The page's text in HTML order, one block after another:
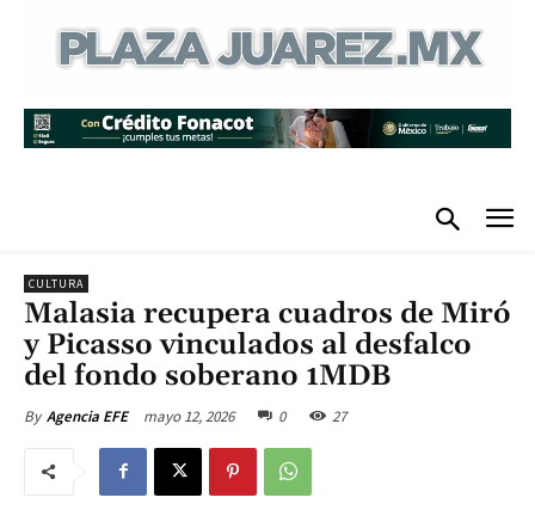
CULTURA
Malasia recupera cuadros de Miró
y Picasso vinculados al desfalco
del fondo soberano 1MDB
By Agencia EFE mayo 12, 2026 0 27